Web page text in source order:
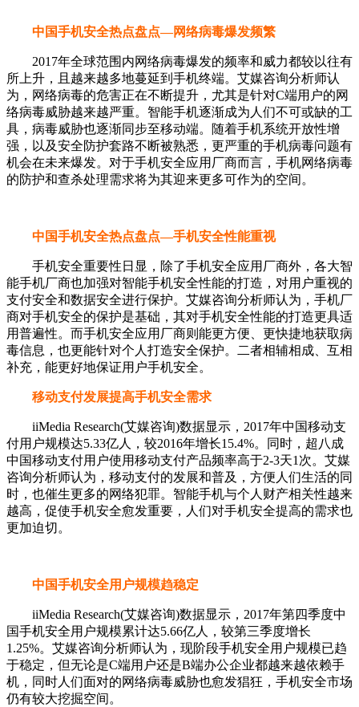
中国手机安全热点盘点—网络病毒爆发频繁
2017年全球范围内网络病毒爆发的频率和威力都较以往有
所上升，且越来越多地蔓延到手机终端。艾媒咨询分析师认
为，网络病毒的危害正在不断提升，尤其是针对C端用户的网
络病毒威胁越来越严重。智能手机逐渐成为人们不可或缺的工
具，病毒威胁也逐渐同步至移动端。随着手机系统开放性增
强，以及安全防护套路不断被熟悉，更严重的手机病毒问题有
机会在未来爆发。对于手机安全应用厂商而言，手机网络病毒
的防护和查杀处理需求将为其迎来更多可作为的空间。
中国手机安全热点盘点—手机安全性能重视
手机安全重要性日显，除了手机安全应用厂商外，各大智
能手机厂商也加强对智能手机安全性能的打造，对用户重视的
支付安全和数据安全进行保护。艾媒咨询分析师认为，手机厂
商对手机安全的保护是基础，其对手机安全性能的打造更具适
用普遍性。而手机安全应用厂商则能更方便、更快捷地获取病
毒信息，也更能针对个人打造安全保护。二者相辅相成、互相
补充，能更好地保证用户手机安全。
移动支付发展提高手机安全需求
iiMedia Research(艾媒咨询)数据显示，2017年中国移动支
付用户规模达5.33亿人，较2016年增长15.4%。同时，超八成
中国移动支付用户使用移动支付产品频率高于2-3天1次。艾媒
咨询分析师认为，移动支付的发展和普及，方便人们生活的同
时，也催生更多的网络犯罪。智能手机与个人财产相关性越来
越高，促使手机安全愈发重要，人们对手机安全提高的需求也
更加迫切。
中国手机安全用户规模趋稳定
iiMedia Research(艾媒咨询)数据显示，2017年第四季度中
国手机安全用户规模累计达5.66亿人，较第三季度增长
1.25%。艾媒咨询分析师认为，现阶段手机安全用户规模已趋
于稳定，但无论是C端用户还是B端办公企业都越来越依赖手
机，同时人们面对的网络病毒威胁也愈发猖狂，手机安全市场
仍有较大挖掘空间。